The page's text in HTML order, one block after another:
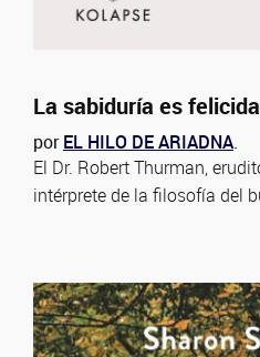
La sabiduría es
porEL HILO DE ARIADNA.
El Dr. Robert Thurman,
intérprete de la filosofía del